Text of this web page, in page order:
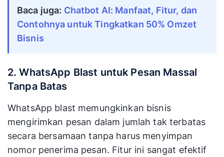
Baca juga: Chatbot AI: Manfaat, Fitur, dan
Contohnya untuk Tingkatkan 50% Omzet
Bisnis
2. WhatsApp Blast untuk Pesan Massal
Tanpa Batas
WhatsApp blast memungkinkan bisnis
mengirimkan pesan dalam jumlah tak terbatas
secara bersamaan tanpa harus menyimpan
nomor penerima pesan. Fitur ini sangat efektif